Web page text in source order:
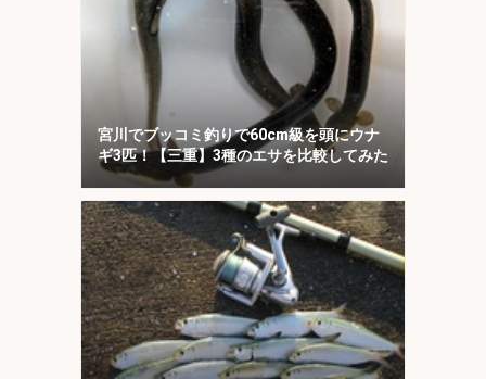
宮川でブッコミ釣りで60cm級を頭にウナ
ギ3匹！【三重】3種のエサを比較してみた